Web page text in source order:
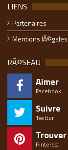
LIENS
Partenaires
Mentions lÃ©gales
RÃ©SEAU
Aimer
Facebook
Suivre
Twitter
Trouver
Pinterest